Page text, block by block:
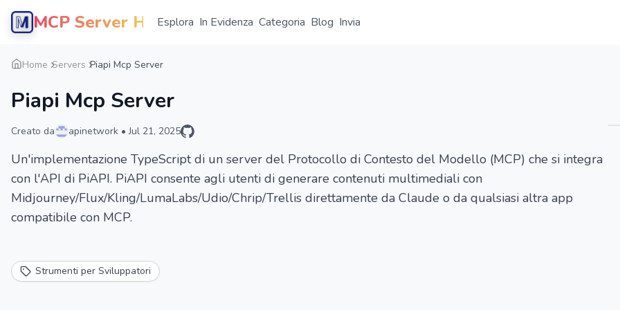
MCP Server HubEsplora In Evidenza Categoria Blog Invia
Home Servers Piapi Mcp Server
Piapi Mcp Server
Creato da apinetwork • Jul 21, 2025
Un'implementazione TypeScript di un server del Protocollo di Contesto del Modello (MCP) che si integra
con l'API di PiAPI. PiAPI consente agli utenti di generare contenuti multimediali con
Midjourney/Flux/Kling/LumaLabs/Udio/Chrip/Trellis direttamente da Claude o da qualsiasi altra app
compatibile con MCP.
Strumenti per Sviluppatori